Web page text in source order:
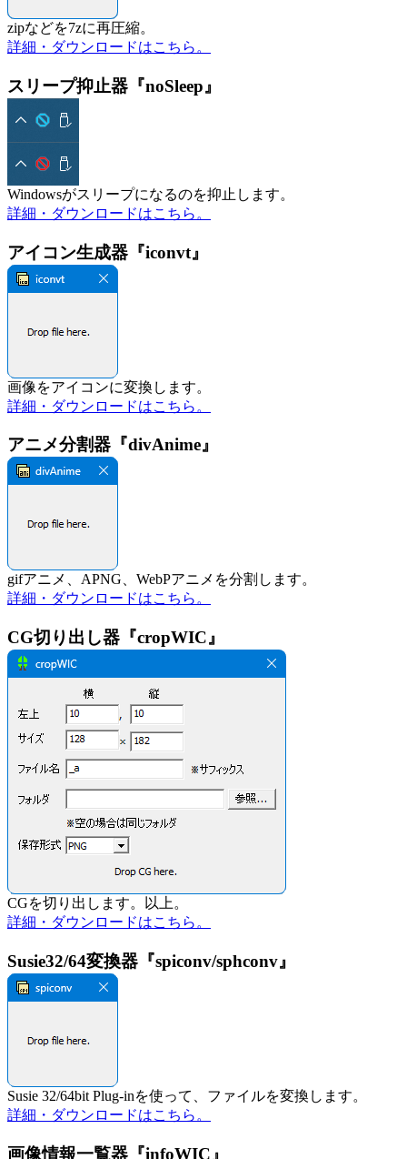
zipなどを7zに再圧縮。
詳細・ダウンロードはこちら。
スリープ抑止器『noSleep』
Windowsがスリープになるのを抑止します。
詳細・ダウンロードはこちら。
アイコン生成器『iconvt』
画像をアイコンに変換します。
詳細・ダウンロードはこちら。
アニメ分割器『divAnime』
gifアニメ、APNG、WebPアニメを分割します。
詳細・ダウンロードはこちら。
CG切り出し器『cropWIC』
CGを切り出します。以上。
詳細・ダウンロードはこちら。
Susie32/64変換器『spiconv/sphconv』
Susie 32/64bit Plug-inを使って、ファイルを変換します。
詳細・ダウンロードはこちら。
画像情報一覧器『infoWIC』